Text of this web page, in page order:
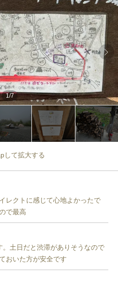
1/7
して拡大する
レクトに感じて心地よかったで
で最高
土日だと渋滞がありそうなので
おいた方が安全です